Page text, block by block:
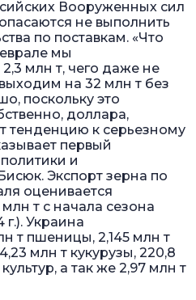
Вооруженных сил
не выполнить
по поставкам. «Что
мы
млн т, чего даже не
на 32 млн т без
поскольку это
доллара,
тенденцию к серьезному
первый
и
Экспорт зерна по
оценивается
т с начала сезона
Украина
т пшеницы, 2,145 млн т
млн т кукурузы, 220,8
а так же 2,97 млн т